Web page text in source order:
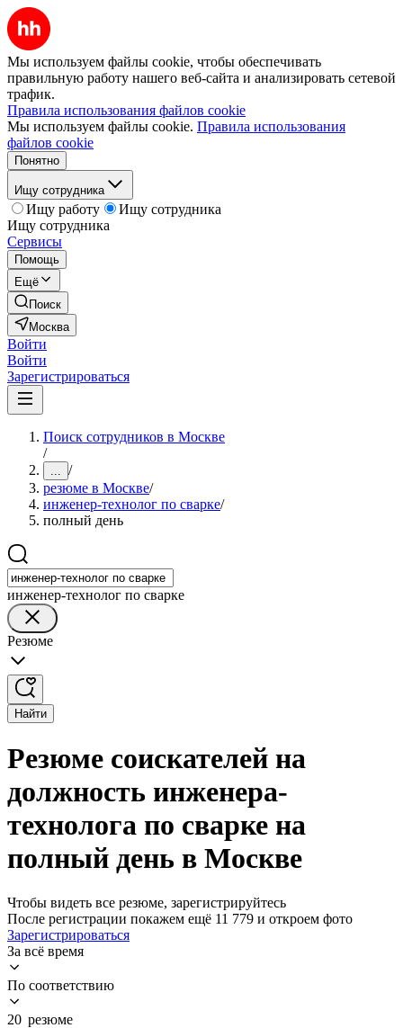
Мы используем файлы cookie, чтобы обеспечивать
правильную работу нашего веб-сайта и анализировать сетевой
трафик.
Правила использования файлов cookie
Мы используем файлы cookie. Правила использования
файлов cookie
Понятно
Ищу сотрудника
Ищу работу
Ищу сотрудника
Ищу сотрудника
Сервисы
Помощь
Ещё
Поиск
Москва
Войти
Войти
Зарегистрироваться
Поиск сотрудников в Москве
/
... /
резюме в Москве/
инженер-технолог по сварке/
полный день
инженер-технолог по сварке
Резюме
Найти
Резюме соискателей на
должность инженера-
технолога по сварке на
полный день в Москве
Чтобы видеть все резюме, зарегистрируйтесь
После регистрации покажем ещё 11 779 и откроем фото
Зарегистрироваться
За всё время
По соответствию
20 резюме